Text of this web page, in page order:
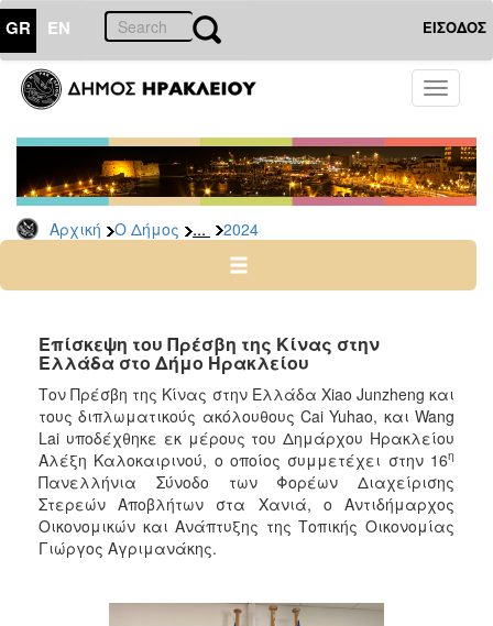
GR EN ΕΙΣΟΔΟΣ
Toggle
Αρχική Ο Δήμος ... 2024
ΔΗΜΟΣ
Δελτία
Τύπου
Αρχείο
2026
2024
2022
2021
2020
2019
2018
2017
2016
Επίσκεψη του Πρέσβη της Κίνας στην
Ελλάδα στο Δήμο Ηρακλείου
Τον Πρέσβη της Κίνας στην Ελλάδα Xiao Junzheng και
τους διπλωματικούς ακόλουθους Cai Yuhao, και Wang
Lai υποδέχθηκε εκ μέρους του Δημάρχου Ηρακλείου
Αλέξη Καλοκαιρινού, ο οποίος συμμετέχει στην 16η
Πανελλήνια Σύνοδο των Φορέων Διαχείρισης
Στερεών Αποβλήτων στα Χανιά, ο Αντιδήμαρχος
Οικονομικών και Ανάπτυξης της Τοπικής Οικονομίας
Γιώργος Αγριμανάκης.